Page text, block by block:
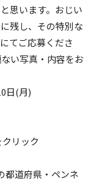
思います。おじい
残し、その特別な
てご応募くださ
い写真・内容をお
日(月)
クリック
都道府県・ペンネ